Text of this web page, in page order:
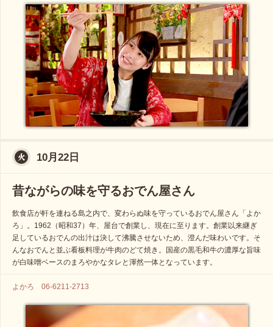
10月22日
昔ながらの味を守るおでん屋さん
飲食店が軒を連ねる島之内で、変わらぬ味を守っているおでん屋さん「よか
ろ」。1962（昭和37）年、屋台で創業し、現在に至ります。創業以来継ぎ
足しているおでんの出汁は決して沸騰させないため、澄んだ味わいです。そ
んなおでんと並ぶ看板料理が牛肉のどて焼き。国産の黒毛和牛の濃厚な旨味
が白味噌ベースのまろやかなタレと渾然一体となっています。
よかろ 06-6211-2713